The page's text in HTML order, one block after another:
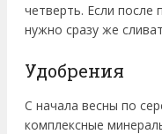
четверть. Если после
нужно сразу же
Удобрения
С начала весны по
комплексные